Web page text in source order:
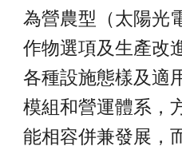
為營農型（太陽光
作物選項及生產改
各種設施態樣及適
模組和營運體系，
能相容併兼發展，